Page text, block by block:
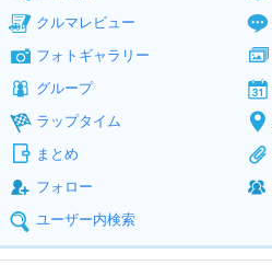
クルマレビュー
フォトギャラリー
グループ
ラップタイム
まとめ
フォロー
ユーザー内検索